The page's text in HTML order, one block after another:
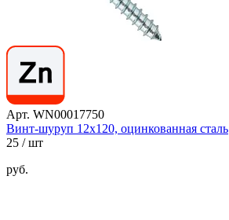
Арт. WN00017750
Винт-шуруп 12х120, оцинкованная сталь
25 / шт
руб.